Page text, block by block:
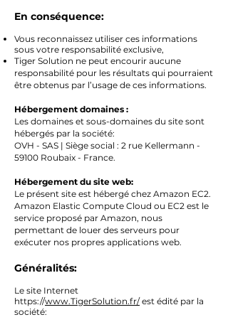
En conséquence:
Vous reconnaissez utiliser ces informations
sous votre responsabilité exclusive,
Tiger Solution ne peut encourir aucune
responsabilité pour les résultats qui pourraient
être obtenus par l’usage de ces informations.
Hébergement domaines :
Les domaines et sous-domaines du site sont
hébergés par la société:
OVH - SAS | Siège social : 2 rue Kellermann -
59100 Roubaix - France.
Hébergement du site web:
Le présent site est hébergé chez Amazon EC2.
Amazon Elastic Compute Cloud ou EC2 est le
service proposé par Amazon, nous
permettant de louer des serveurs pour
exécuter nos propres applications web.
Généralités:
Le site Internet
https://www.TigerSolution.fr/est édité par la
société: